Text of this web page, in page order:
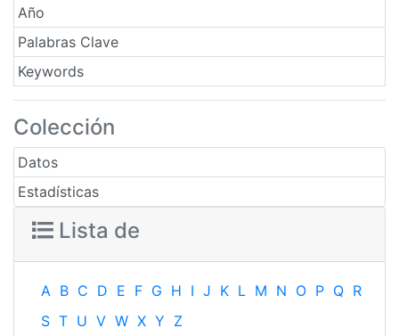
Año
Palabras Clave
Keywords
Colección
Datos
Estadísticas
Lista de
A B C D E F G H I J K L M N O P Q R
S T U V W X Y Z